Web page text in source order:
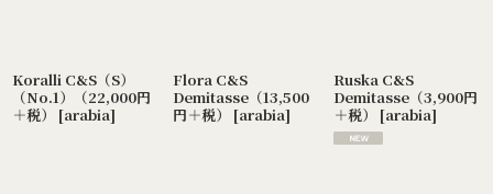
Koralli C&S（S）
（No.1）（22,000円
＋税）
[arabia]
Flora C&S
Demitasse（13,500
円＋税）
[arabia]
Ruska C&S
Demitasse（3,900円
＋税）
[arabia]